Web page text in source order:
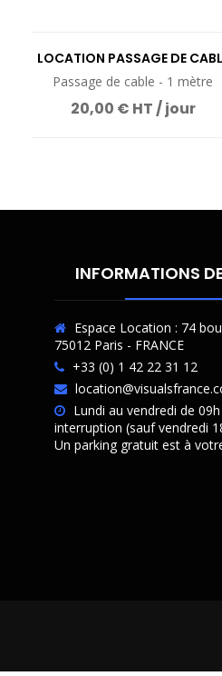
LOCATION PASSAGE DE
Passage de cable - 1 mètre
20,00 € HT / jour
INFORMATIONS
Espace Location : 74
75012 Paris - FRANCE
+33 (0) 1 42 22 31 12
Lundi au vendredi de
interruption (sauf vendredi
Un parking gratuit est à